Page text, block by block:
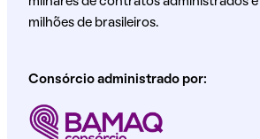
milhões de brasileiros.
Consórcio administrado por: